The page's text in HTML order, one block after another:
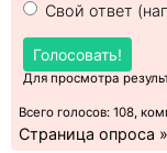
Свой ответ
Голосовать!
Для просмотра
Всего голосов: 108,
Страница опроса »